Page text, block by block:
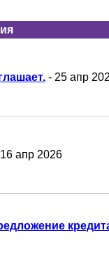
- 25 апр
апр 2026